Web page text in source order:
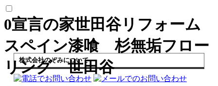
0宣言の家世田谷リフォーム
スペイン漆喰 杉無垢フロー
リング 世田谷
株式会社のぞみについて